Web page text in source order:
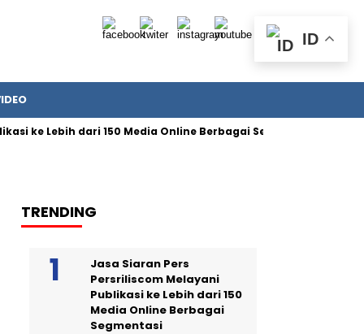
Lebih dari 150 Media Online Berbagai Segmentasi
TRENDING
Jasa Siaran Pers
Persriliscom Melayani
Publikasi ke Lebih dari 150
Media Online Berbagai
Segmentasi
ID